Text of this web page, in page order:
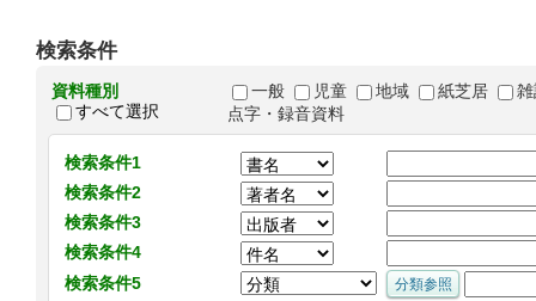
検索条件
資料種別
すべて選択
一般 児童 地域 紙芝居
点字・録音資料
検索条件1
検索条件2
検索条件3
検索条件4
検索条件5